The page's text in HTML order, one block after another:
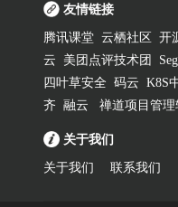
友情链接
腾讯课堂 云栖社区 开
云
美团点评技术团
四叶草安全 码云 K8S
齐 融云 禅道项目管理
关于我们
关于我们 联系我们